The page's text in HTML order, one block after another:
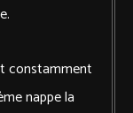
constamment
nappe la